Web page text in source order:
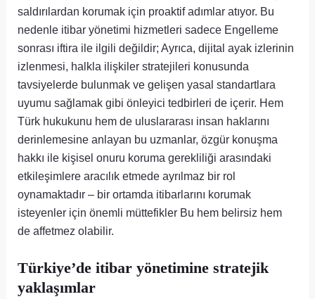
saldırılardan korumak için proaktif adımlar atıyor. Bu
nedenle itibar yönetimi hizmetleri sadece Engelleme
sonrası iftira ile ilgili değildir; Ayrıca, dijital ayak izlerinin
izlenmesi, halkla ilişkiler stratejileri konusunda
tavsiyelerde bulunmak ve gelişen yasal standartlara
uyumu sağlamak gibi önleyici tedbirleri de içerir. Hem
Türk hukukunu hem de uluslararası insan haklarını
derinlemesine anlayan bu uzmanlar, özgür konuşma
hakkı ile kişisel onuru koruma gerekliliği arasındaki
etkileşimlere aracılık etmede ayrılmaz bir rol
oynamaktadır – bir ortamda itibarlarını korumak
isteyenler için önemli müttefikler Bu hem belirsiz hem
de affetmez olabilir.
Türkiye’de itibar yönetimine stratejik
yaklaşımlar